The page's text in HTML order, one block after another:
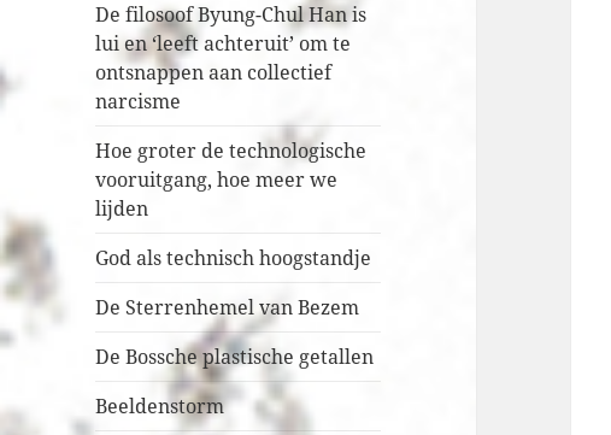
De filosoof Byung-Chul Han is
lui en ‘leeft achteruit’ om te
ontsnappen aan collectief
narcisme
Hoe groter de technologische
vooruitgang, hoe meer we
lijden
God als technisch hoogstandje
De Sterrenhemel van Bezem
De Bossche plastische getallen
Beeldenstorm